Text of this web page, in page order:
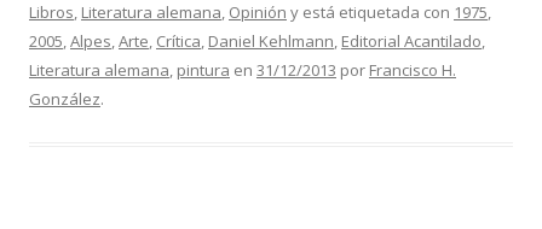
Libros, Literatura alemana, Opinión y está etiquetada con 1975,
2005,Alpes,Arte, Crítica, Daniel Kehlmann, Editorial Acantilado,
Literatura alemana, pintura en 31/12/2013 por Francisco H.
González.